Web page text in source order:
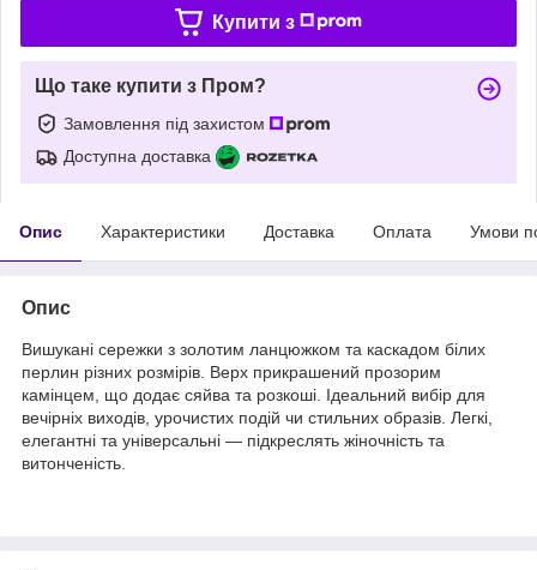
Купити з
Що таке купити з Пром?
Замовлення під захистом
Доступна доставка
Опис Характеристики Доставка Оплата Умови
Опис
Вишукані сережки з золотим ланцюжком та каскадом білих
перлин різних розмірів. Верх прикрашений прозорим
камінцем, що додає сяйва та розкоші. Ідеальний вибір для
вечірніх виходів, урочистих подій чи стильних образів. Легкі,
елегантні та універсальні — підкреслять жіночність та
витонченість.